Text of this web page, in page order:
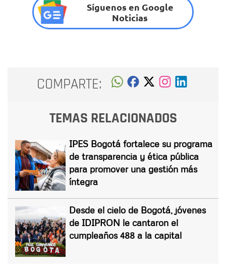
Síguenos en Google
Noticias
COMPARTE:
TEMAS RELACIONADOS
IPES Bogotá fortalece su programa
de transparencia y ética pública
para promover una gestión más
íntegra
Desde el cielo de Bogotá, jóvenes
de IDIPRON le cantaron el
cumpleaños 488 a la capital